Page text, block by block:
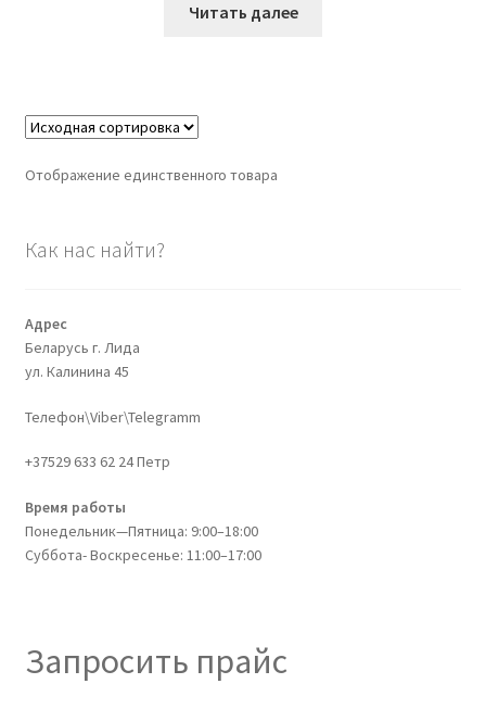
Читать далее
Отображение единственного товара
Как нас найти?
Адрес
Беларусь г. Лида
ул. Калинина 45
Телефон\Viber\Telegramm
+37529 633 62 24 Петр
Время работы
Понедельник—Пятница: 9:00–18:00
Суббота- Воскресенье: 11:00–17:00
Запросить прайс